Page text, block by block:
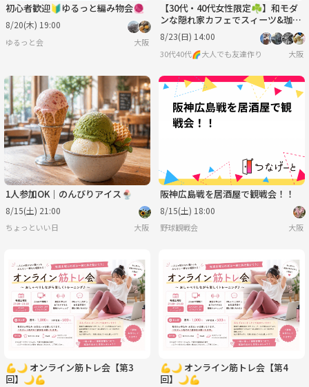
初心者歓迎🔰ゆるっと編み物会🧶
8/20(木) 19:00
ゆるっと会 大阪
【30代・40代女性限定☘️】和モダ
ンな隠れ家カフェでスィーツ&珈琲
☕️初参加、一人参加大歓迎🎵
8/23(日) 14:00
30代40代🌈大人でも友達作り 大阪
1人参加OK｜のんびりアイス🍨
8/15(土) 21:00
ちょっといい日 大阪
阪神広島戦を居酒屋で観戦会！！
8/15(土) 18:00
野球観戦会 大阪
💪🌙 オンライン筋トレ会【第3
回】🌙💪
💪🌙 オンライン筋トレ会【第4
回】🌙💪